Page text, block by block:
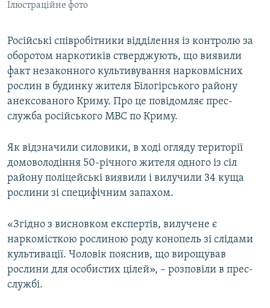
Усі сайти RFE/RL
Ілюстраційне фото
Російські співробітники відділення із контролю за
оборотом наркотиків стверджують, що виявили
факт незаконного культивування нарковмісних
рослин в будинку жителя Білогірського району
анексованого Криму. Про це повідомляє прес-
служба російського МВС по Криму.
Як відзначили силовики, в ході огляду території
домоволодіння 50-річного жителя одного із сіл
району поліцейські виявили і вилучили 34 куща
рослини зі специфічним запахом.
«Згідно з висновком експертів, вилучене є
наркомісткою рослиною роду конопель зі слідами
культивації. Чоловік пояснив, що вирощував
рослини для особистих цілей», – розповіли в прес-
службі.